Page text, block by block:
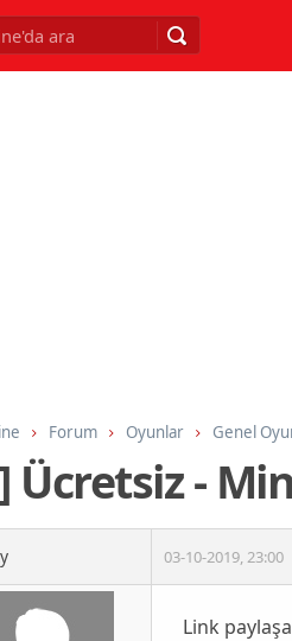
Forum Oyunlar Genel
Ücretsiz -
03-10-2019,23:00
Link